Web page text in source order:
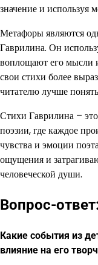
значение и используя
Метафоры являются
Гаврилина. Он
воплощают его мысли
свои стихи более
читателю лучше
Стихи Гаврилина –
поэзии, где каждое
чувства и эмоции
ощущения и
человеческой души.
Вопрос-
Какие события из
влияние на его